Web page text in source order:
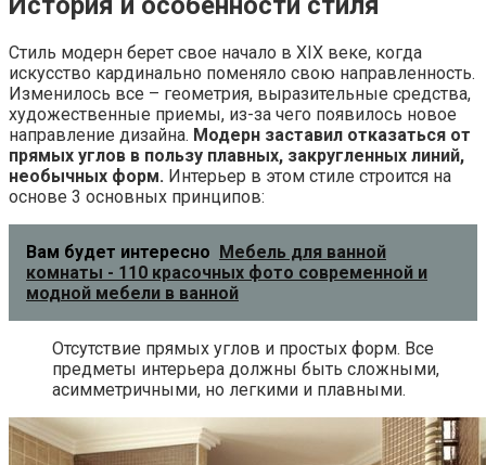
Стиль модерн берет свое начало в XIX веке, когда
искусство кардинально поменяло свою направленность.
Изменилось все – геометрия, выразительные средства,
художественные приемы, из-за чего появилось новое
направление дизайна. Модерн заставил отказаться от
прямых углов в пользу плавных, закругленных линий,
необычных форм. Интерьер в этом стиле строится на
основе 3 основных принципов:
Вам будет интересно Мебель для ванной
комнаты - 110 красочных фото современной и
модной мебели в ванной
Отсутствие прямых углов и простых форм. Все
предметы интерьера должны быть сложными,
асимметричными, но легкими и плавными.